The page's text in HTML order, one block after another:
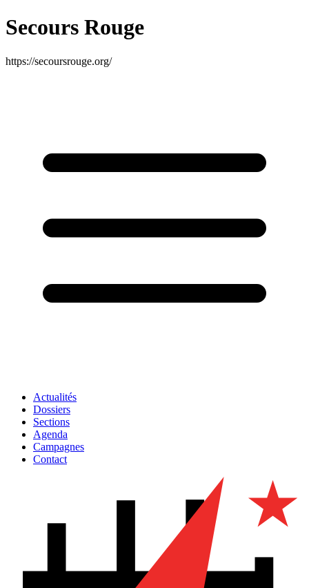
Secours Rouge
https://secoursrouge.org/
Actualités
Dossiers
Sections
Agenda
Campagnes
Contact